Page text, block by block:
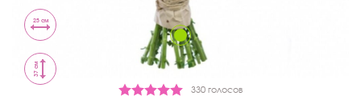
330 голосов
25 см
37 см